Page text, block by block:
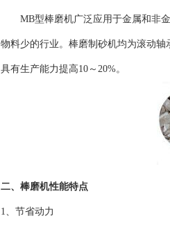
MB型棒磨机广泛应用于金属和非金
物料少的行业。棒磨制砂机均为滚动轴
具有生产能力提高10～20%。
二、棒磨机性能特点
1、节省动力